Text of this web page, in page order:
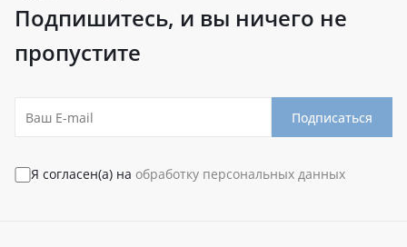
Подпишитесь, и вы ничего не
пропустите
Подписаться
Я согласен(а) на обработку персональных данных